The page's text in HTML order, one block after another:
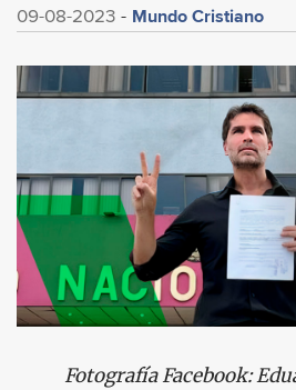
09-08-2023 Mundo Cristiano
Fotografía Facebook: